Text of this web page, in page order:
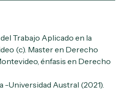
Trabajo Aplicado en la
(c). Master en Derecho
énfasis en Derecho
-Universidad Austral (2021).